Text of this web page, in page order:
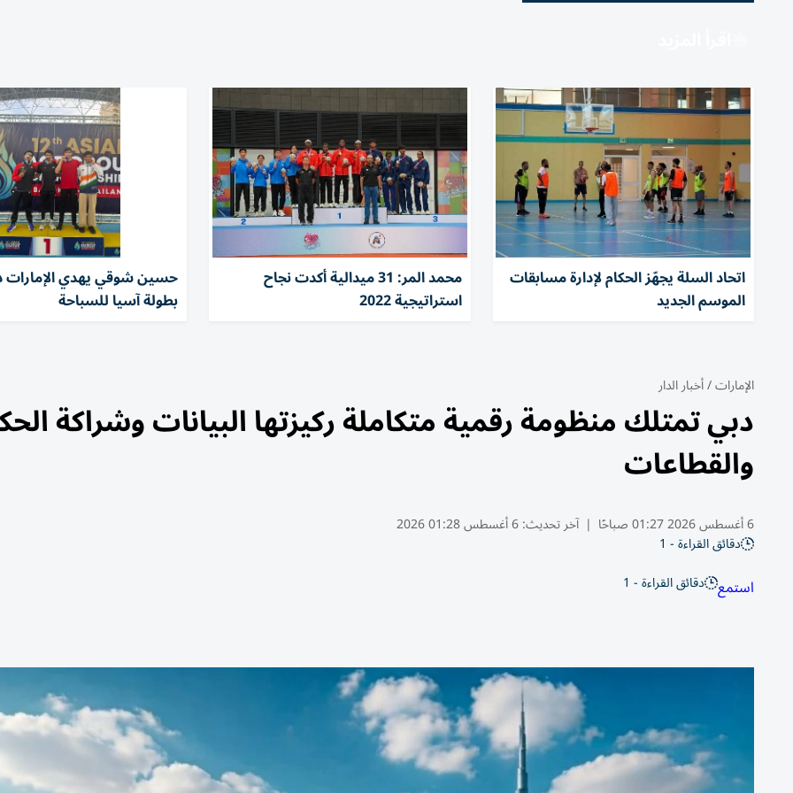
اتحاد السلة يجهّز الحكام لإدارة مسابقات
الموسم الجديد
محمد المر: 31 ميدالية أكدت نجاح
استراتيجية 2022
حسين شوقي يهدي الإمارات
بطولة آسيا للسباحة
الإمارات/أخبار الدار
دبي تمتلك منظومة رقمية متكاملة ركيزتها البيانات وشراكة
والقطاعات
6 أغسطس 2026 01:27 صباحًا | آخر تحديث:6 أغسطس 01:28 2026
دقائق القراءة - 1
استمع دقائق القراءة - 1